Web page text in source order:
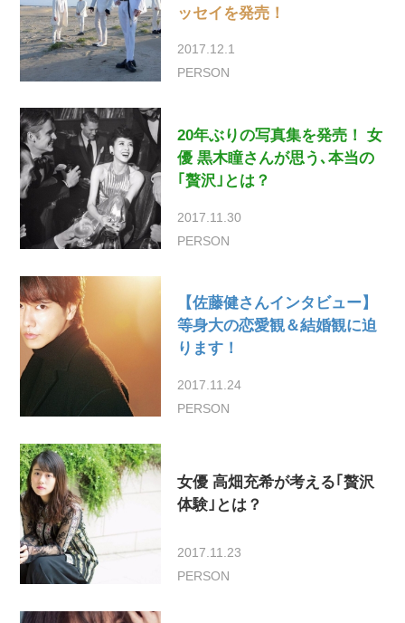
ッセイを発売！
2017.12.1
PERSON
20年ぶりの写真集を発売！ 女
優 黒木瞳さんが思う､本当の
｢贅沢｣とは？
2017.11.30
PERSON
【佐藤健さんインタビュー】
等身大の恋愛観＆結婚観に迫
ります！
2017.11.24
PERSON
女優 高畑充希が考える｢贅沢
体験｣とは？
2017.11.23
PERSON